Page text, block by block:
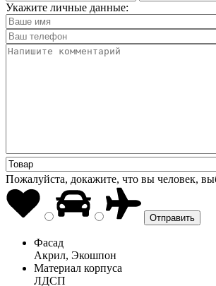
Укажите личные данные:
Пожалуйста, докажите, что вы человек,
Фасад
Акрил, Экошпон
Материал корпуса
ЛДСП